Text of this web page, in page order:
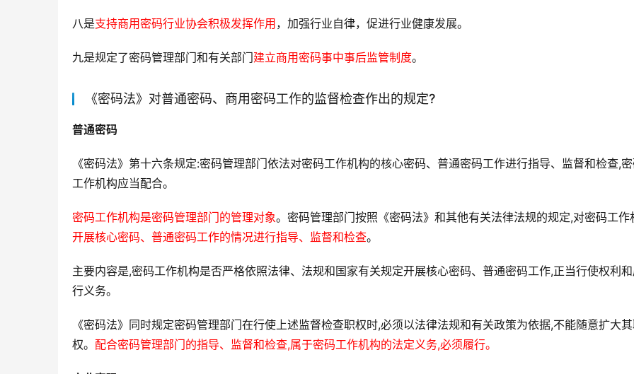
八是支持商用密码行业协会积极发挥作用 ，加强行业自律，促进行业健康发展。
九是规定了密码管理部门和有关部门建立商用密码事中事后监管制度。
《密码法》对普通密码、商用密码工作的监督检查作出的规定?
普通密码
《密码法》第十六条规定:密码管理部门依法对密码工作机构的核心密码、普通密码工作进行指导、监督和检查,
工作机构应当配合。
密码工作机构是密码管理部门的管理对象。密码管理部门按照《密码法》和其他有关法律法规的规定,对密码工作
开展核心密码、普通密码工作的情况进行指导、监督和检查。
主要内容是,密码工作机构是否严格依照法律、法规和国家有关规定开展核心密码、普通密码工作,正当行使权利
行义务。
《密码法》同时规定密码管理部门在行使上述监督检查职权时,必须以法律法规和有关政策为依据,不能随意扩大
权。 配合密码管理部门的指导、监督和检查,属于密码工作机构的法定义务,必须履行。